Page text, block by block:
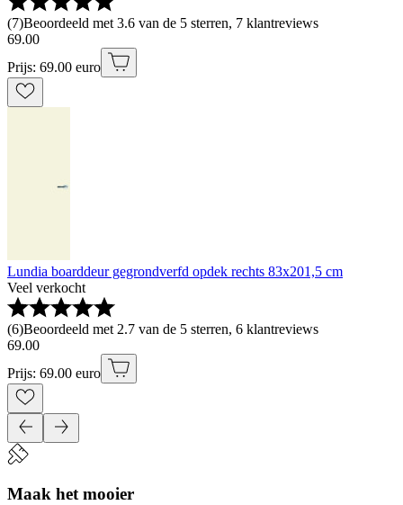
(7)Beoordeeld met 3.6 van de 5 sterren, 7 klantreviews
69.00
Prijs: 69.00 euro
Lundia boarddeur gegrondverfd opdek rechts 83x201,5 cm
Veel verkocht
(6)Beoordeeld met 2.7 van de 5 sterren, 6 klantreviews
69.00
Prijs: 69.00 euro
Maak het mooier